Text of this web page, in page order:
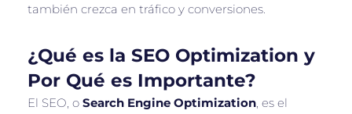
también crezca en tráfico y conversiones.
¿Qué es la SEO Optimization y
Por Qué es Importante?
El SEO, o Search Engine Optimization , es el